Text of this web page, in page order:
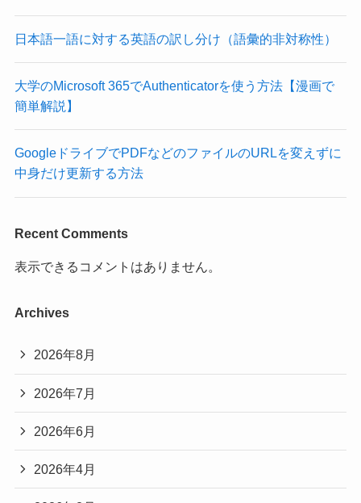
日本語一語に対する英語の訳し分け（語彙的非対称性）
大学のMicrosoft 365でAuthenticatorを使う方法【漫画で
簡単解説】
GoogleドライブでPDFなどのファイルのURLを変えずに
中身だけ更新する方法
Recent Comments
表示できるコメントはありません。
Archives
2026年8月
2026年7月
2026年6月
2026年4月